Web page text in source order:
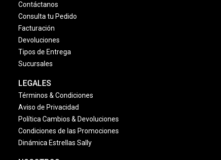
Contáctanos
Consulta tu Pedido
Facturación
Devoluciones
Tipos de Entrega
Sucursales
LEGALES
Términos & Condiciones
Aviso de Privacidad
Política Cambios & Devoluciones
Condiciones de las Promociones
Dinámica Estrellas Sally